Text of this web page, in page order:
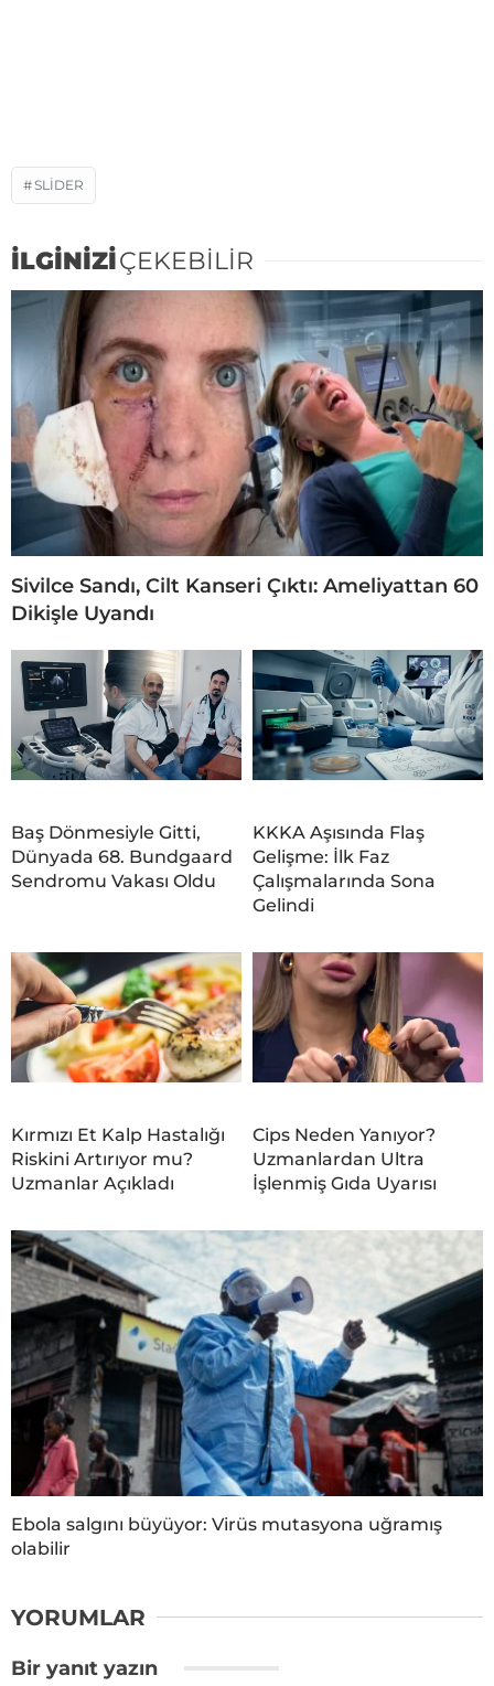
SLIDER
İLGİNİZİÇEKEBİLİR
Sivilce Sandı, Cilt Kanseri Çıktı: Ameliyattan 60
Dikişle Uyandı
Baş Dönmesiyle Gitti,
Dünyada 68. Bundgaard
Sendromu Vakası Oldu
KKKA Aşısında Flaş
Gelişme: İlk Faz
Çalışmalarında Sona
Gelindi
Kırmızı Et Kalp Hastalığı
Riskini Artırıyor mu?
Uzmanlar Açıkladı
Cips Neden Yanıyor?
Uzmanlardan Ultra
İşlenmiş Gıda Uyarısı
Ebola salgını büyüyor: Virüs mutasyona uğramış
olabilir
YORUMLAR
Bir yanıt yazın